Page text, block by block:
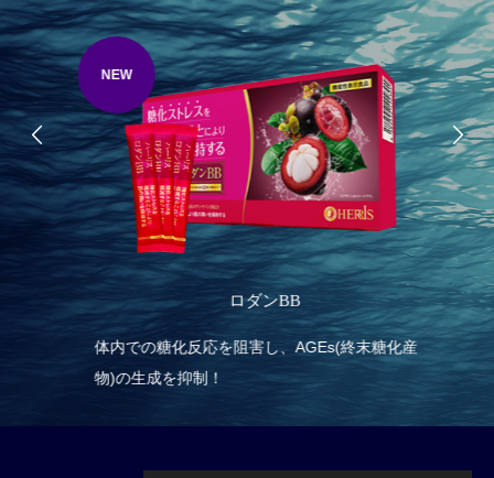
NEW
ロダンBB
体内での糖化反応を阻害し、AGEs(終末糖化産
物)の生成を抑制！
オ